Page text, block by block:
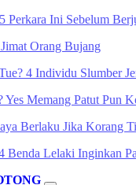
Perkara Ini Sebelum
Orang Bujang
4 Individu Slumber
Yes Memang Patut Pun
Berlaku Jika Korang
Benda Lelaki Inginkan